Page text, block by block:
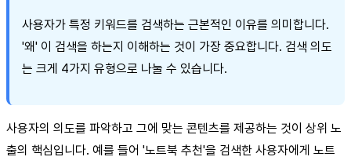
사용자가 특정 키워드를 검색하는 근본적인 이유를 의미합니다.
'왜' 이 검색을 하는지 이해하는 것이 가장 중요합니다. 검색 의도
는 크게 4가지 유형으로 나눌 수 있습니다.
사용자의 의도를 파악하고 그에 맞는 콘텐츠를 제공하는 것이 상위 노
출의 핵심입니다. 예를 들어 '노트북 추천'을 검색한 사용자에게 노트